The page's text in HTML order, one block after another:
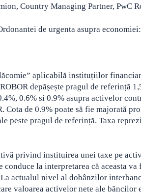
Country Managing Partner, PwC
de urgenta asupra economiei:
aplicabilă instituțiilor
depășește pragul de referință
0.6% si 0.9% asupra activelor
de 0.9% poate să fie majorată
peste pragul de referință. Taxa
privind instituirea unei taxe pe
conduce la interpretarea că aceasta
actualul nivel al dobânzilor
valoarea activelor nete ale băncilor